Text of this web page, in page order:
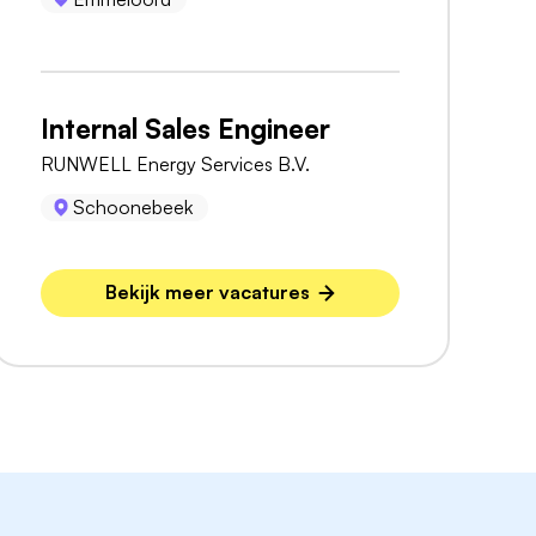
Internal Sales Engineer
RUNWELL Energy Services B.V.
Schoonebeek
Bekijk meer vacatures